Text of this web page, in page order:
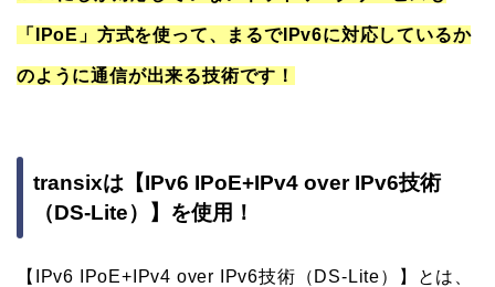
「IPoE」方式を使って、まるでIPv6に対応しているか
のように通信が出来る技術です！
transixは【IPv6 IPoE+IPv4 over IPv6技術
（DS-Lite）】を使用！
【IPv6 IPoE+IPv4 over IPv6技術（DS-Lite）】とは、